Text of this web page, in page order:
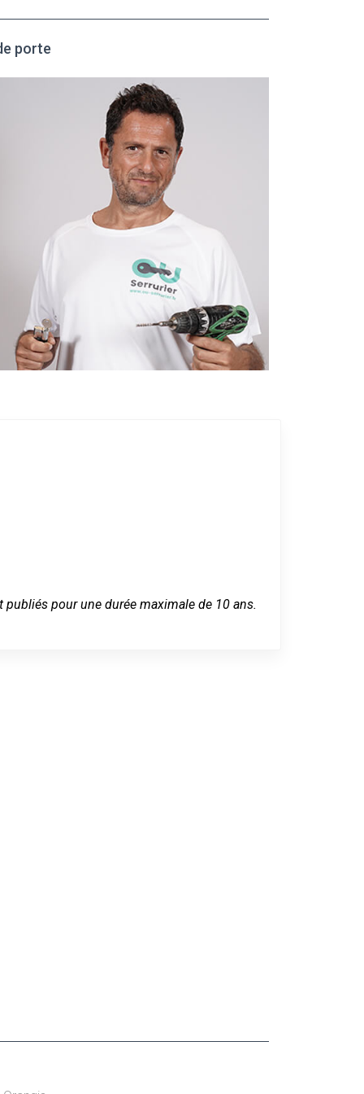
porte
pour une durée maximale de 10 ans.